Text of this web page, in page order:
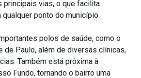
principais vias, o que facilita
ponto do município.
polos de saúde, como o
de Paulo, além de diversas clínicas,
Também está próxima à
Fundo, tornando o bairro uma